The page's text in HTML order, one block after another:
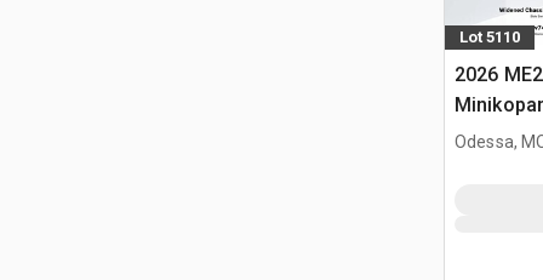
Lot 5110
2026
Odessa,